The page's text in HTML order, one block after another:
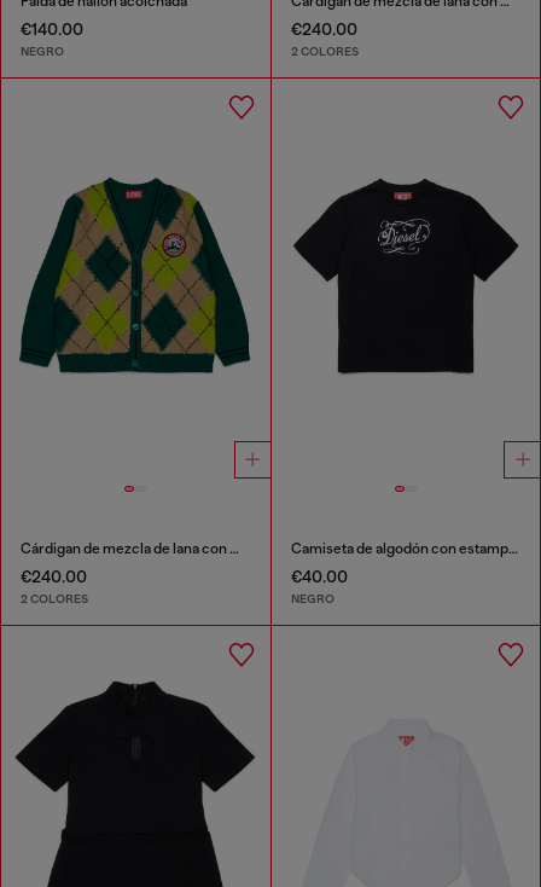
€140.00
NEGRO
€240.00
2 COLORES
Cárdigan de mezcla de lana con motivo argyle
€240.00
2 COLORES
Camiseta de algodón con estampado de logo divertido
€40.00
NEGRO